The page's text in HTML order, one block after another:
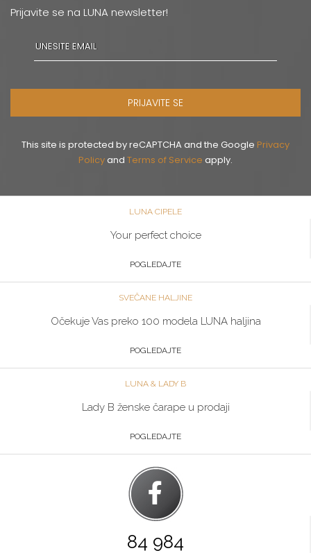
Prijavite se na LUNA newsletter!
PRIJAVITE SE
This site is protected by reCAPTCHA and the Google Privacy
Policyand Terms of Service apply.
LUNA CIPELE
Your perfect choice
POGLEDAJTE
SVEČANE HALJINE
Očekuje Vas preko 100 modela LUNA haljina
POGLEDAJTE
LUNA & LADY B
Lady B ženske čarape u prodaji
POGLEDAJTE
84 984